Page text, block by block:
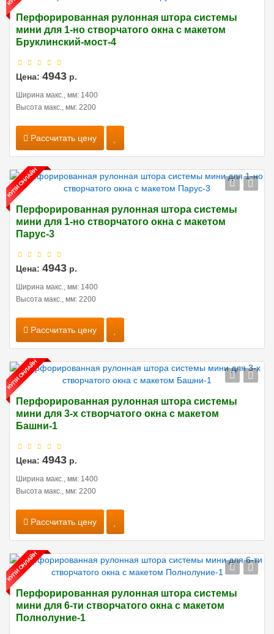
Перфорированная рулонная штора системы
мини для 1-но створчатого окна с макетом
Бруклинский-мост-4
Цена: 4943 р.
Ширина макс., мм: 1400
Высота макс., мм: 2200
Рассчитать цену
Перфорированная рулонная штора системы
мини для 1-но створчатого окна с макетом
Парус-3
Цена: 4943 р.
Ширина макс., мм: 1400
Высота макс., мм: 2200
Рассчитать цену
Перфорированная рулонная штора системы
мини для 3-х створчатого окна с макетом
Башни-1
Цена: 4943 р.
Ширина макс., мм: 1400
Высота макс., мм: 2200
Рассчитать цену
Перфорированная рулонная штора системы
мини для 6-ти створчатого окна с макетом
Полнолуние-1